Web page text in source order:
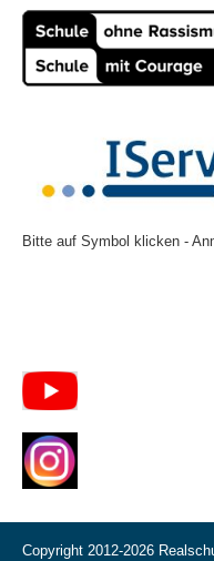
Bitte auf Symbol klicken -
Copyright 2012-2026